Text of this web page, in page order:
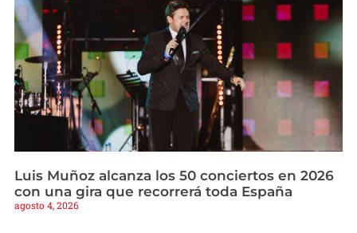
Luis Muñoz alcanza los 50 conciertos en 2026
con una gira que recorrerá toda España
agosto 4, 2026